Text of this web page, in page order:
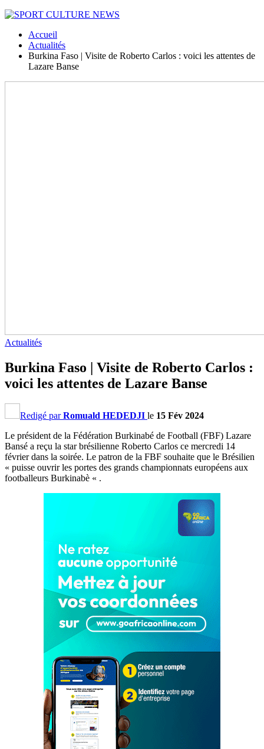
Accueil
Actualités
Burkina Faso | Visite de Roberto Carlos : voici les attentes de
Lazare Banse
Actualités
Burkina Faso | Visite de Roberto Carlos :
voici les attentes de Lazare Banse
Redigé parRomuald HEDEDJI le 15 Fév 2024
Le président de la Fédération Burkinabé de Football (FBF) Lazare
Bansé a reçu la star brésilienne Roberto Carlos ce mercredi 14
février dans la soirée. Le patron de la FBF souhaite que le Brésilien
« puisse ouvrir les portes des grands championnats européens aux
footballeurs Burkinabè « .